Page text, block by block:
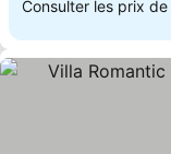
Consulter les prix de